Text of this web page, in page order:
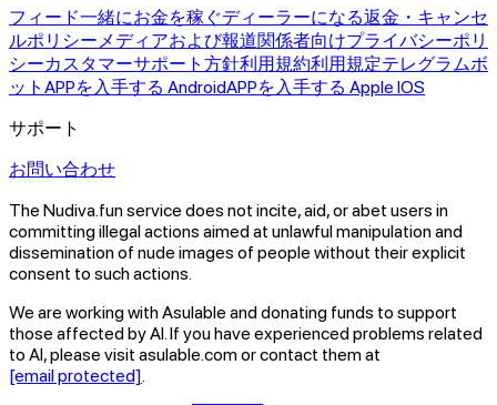
フィード一緒にお金を稼ぐディーラーになる返金・キャンセ
ルポリシー メディアおよび報道関係者向けプライバシーポリ
シーカスタマーサポート方針利用規約利用規定テレグラムボ
ット APPを入手する AndroidAPPを入手する Apple IOS
サポート
お問い合わせ
The Nudiva.fun service does not incite, aid, or abet users in
committing illegal actions aimed at unlawful manipulation and
dissemination of nude images of people without their explicit
consent to such actions.
We are working with Asulable and donating funds to support
those affected by AI. If you have experienced problems related
to AI, please visit asulable.com or contact them at
[email protected]